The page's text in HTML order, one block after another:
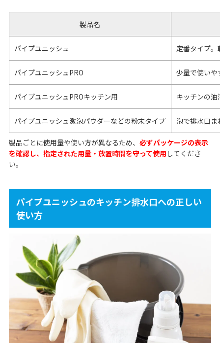
製品名
パイプユニッシュ 定番タイプ
パイプユニッシュPRO 少量で使い
パイプユニッシュPROキッチン用 キッチンの
パイプユニッシュ激泡パウダーなどの粉末タイプ 泡で排水口
製品ごとに使用量や使い方が異なるため、 必ずパッケージの表示
を確認し、指定された用量・放置時間を守って使用 してくださ
い。
パイプユニッシュのキッチン排水口への正しい
使い方